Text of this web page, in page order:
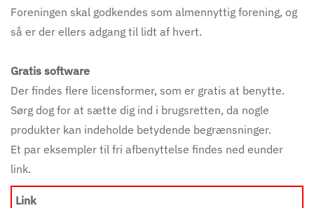
Foreningen skal godkendes som almennyttig forening, og
så er der ellers adgang til lidt af hvert.
Gratis software
Der findes flere licensformer, som er gratis at benytte.
Sørg dog for at sætte dig ind i brugsretten, da nogle
produkter kan indeholde betydende begrænsninger.
Et par eksempler til fri afbenyttelse findes ned eunder
link.
Link